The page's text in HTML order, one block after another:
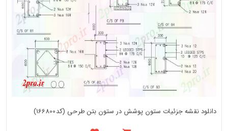
دانلود نقشه جزئیات ستون پوشش در ستون بتن طرحی (کد166800)